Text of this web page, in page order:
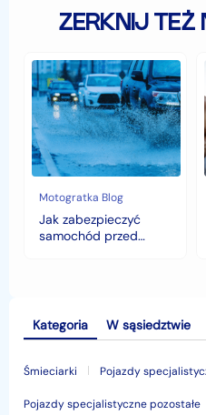
ZERKNIJ TEŻ
Jak
zabezpieczyć
samochód
przed
jesiennymi
chłodami
i
deszczem?
Motogratka Blog
Jak zabezpieczyć
samochód przed
Kategoria
Śmieciarki Pojazdy
Pojazdy specjalistyczne pozostałe
W sąsiedztwie